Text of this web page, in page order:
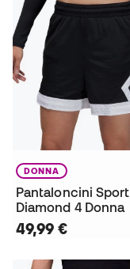
DONNA
Pantaloncini Sport
Diamond 4 Donna
49,99 €